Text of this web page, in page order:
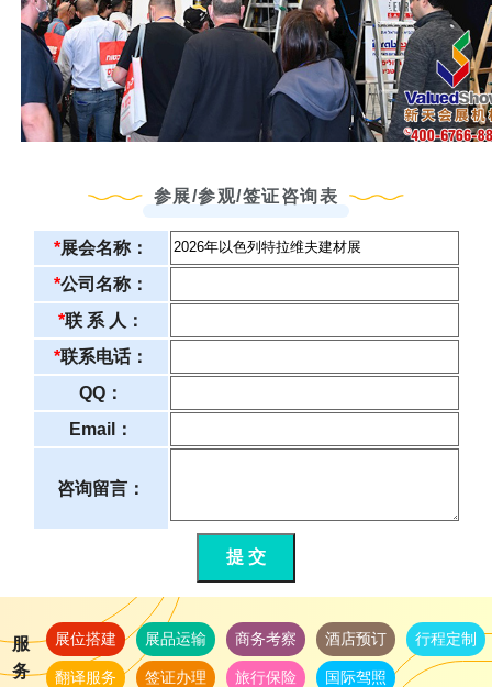
参展/参观/签证咨询表
*展会名称：
*公司名称：
*联 系 人：
*联系电话：
QQ：
Email：
咨询留言：
提 交
服
务
展位搭建 展品运输 商务考察 酒店预订 行程定制
翻译服务 签证办理 旅行保险 国际驾照